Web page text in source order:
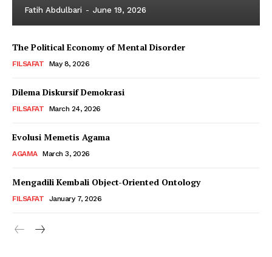
Fatih Abdulbari - June 19, 2026
The Political Economy of Mental Disorder
FILSAFAT May 8, 2026
Dilema Diskursif Demokrasi
FILSAFAT March 24, 2026
Evolusi Memetis Agama
AGAMA March 3, 2026
Mengadili Kembali Object-Oriented Ontology
FILSAFAT January 7, 2026